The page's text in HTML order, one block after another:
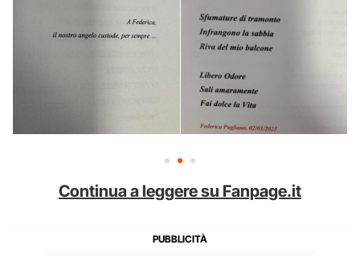
Continua a leggere su Fanpage.it